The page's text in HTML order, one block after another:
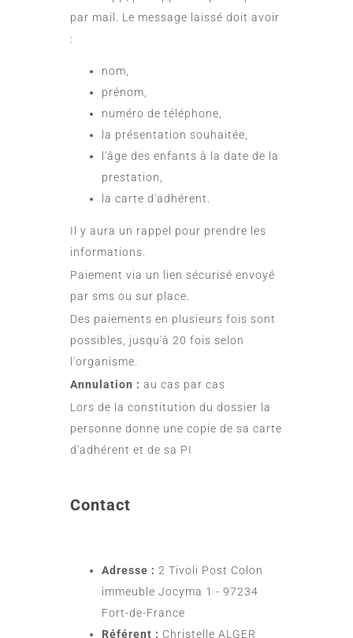
par mail. Le message laissé doit avoir
:
nom,
prénom,
numéro de téléphone,
la présentation souhaitée,
l'âge des enfants à la date de la
prestation,
la carte d'adhérent.
Il y aura un rappel pour prendre les
informations.
Paiement via un lien sécurisé envoyé
par sms ou sur place.
Des paiements en plusieurs fois sont
possibles, jusqu'à 20 fois selon
l'organisme.
Annulation : au cas par cas
Lors de la constitution du dossier la
personne donne une copie de sa carte
d'adhérent et de sa PI
Contact
Adresse : 2 Tivoli Post Colon
immeuble Jocyma 1 - 97234
Fort-de-France
Référent : Christelle ALGER